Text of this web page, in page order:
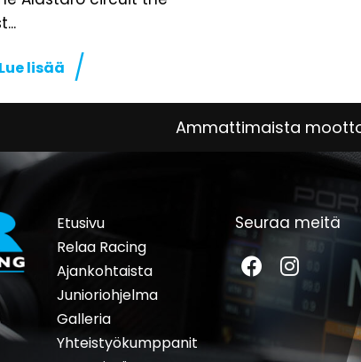
Lue lisää
Ammattimaista
Etusivu
Relaa Racing
Ajankohtaista
Junioriohjelma
Galleria
Yhteistyökumppanit
Seuraa meitä